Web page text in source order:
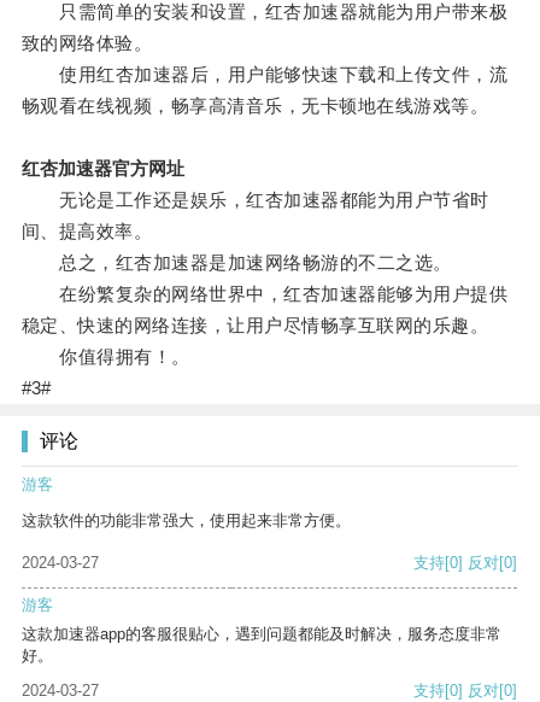
只需简单的安装和设置，红杏加速器就能为用户带来极
致的网络体验。
使用红杏加速器后，用户能够快速下载和上传文件，流
畅观看在线视频，畅享高清音乐，无卡顿地在线游戏等。
红杏加速器官方网址
无论是工作还是娱乐，红杏加速器都能为用户节省时
间、提高效率。
总之，红杏加速器是加速网络畅游的不二之选。
在纷繁复杂的网络世界中，红杏加速器能够为用户提供
稳定、快速的网络连接，让用户尽情畅享互联网的乐趣。
你值得拥有！。
#3#
评论
游客
这款软件的功能非常强大，使用起来非常方便。
2024-03-27 支持[0] 反对[0]
游客
这款加速器app的客服很贴心，遇到问题都能及时解决，服务态度非常
好。
2024-03-27
支持[0] 反对[0]